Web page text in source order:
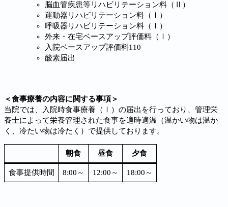
脳血管疾患等リハビリテーション料（Ⅱ）
運動器リハビリテーション料（Ⅰ）
呼吸器リハビリテーション料（Ⅰ）
外来・在宅ベースアップ評価料（Ⅰ）
入院ベースアップ評価料110
酸素届出
＜食事療養の内容に関する事項＞
当院では、入院時食事療養（Ⅰ）の届出を行っており、管理栄
養士によって栄養管理された食事を適時適温（温かい物は温か
く、冷たい物は冷たく）で提供しております。
朝食 昼食 夕食
食事提供時間 8:00～ 12:00～ 18:00～